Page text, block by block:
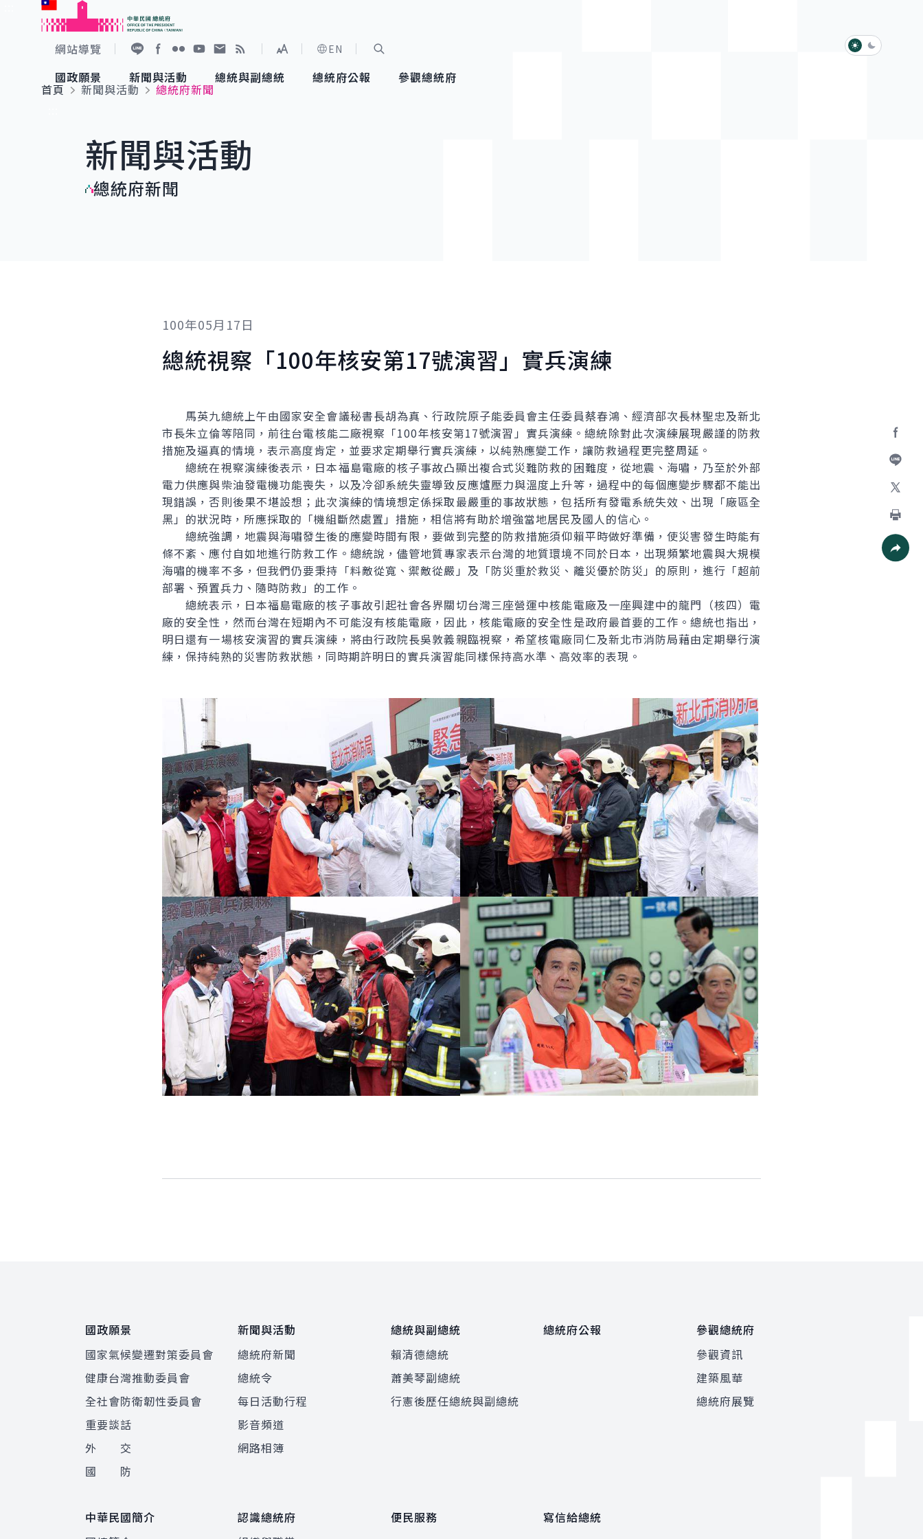
跳到主要內容
網站導覽
展開字級選單
EN
國政願景
國家氣候變遷對策委員會
重要談話
新聞與活動
總統府新聞
影音頻道
總統與副總統
賴清德總統
總統府公報 參觀總統府
參觀資訊
淺色模式
深色模式
首頁
新聞與活動
總統府新聞
新聞與活動
總統府新聞
加入好
列印
100年05月17日
總統視察「100年核安第17號演習」實兵演練
馬英九總統上午由國家安全會議秘書長胡為真、行政院原子能委員會主任委員蔡春鴻、經濟部次長林聖忠及新北
市長朱立倫等陪同，前往台電核能二廠視察「100年核安第17號演習」實兵演練。總統除對此次演練展現嚴謹的防救
措施及逼真的情境，表示高度肯定，並要求定期舉行實兵演練，以純熟應變工作，讓防救過程更完整周延。
總統在視察演練後表示，日本福島電廠的核子事故凸顯出複合式災難防救的困難度，從地震、海嘯，乃至於外部
電力供應與柴油發電機功能喪失，以及冷卻系統失靈導致反應爐壓力與溫度上升等，過程中的每個應變步驟都不能出
現錯誤，否則後果不堪設想；此次演練的情境想定係採取最嚴重的事故狀態，包括所有發電系統失效、出現「廠區全
黑」的狀況時，所應採取的「機組斷然處置」措施，相信將有助於增強當地居民及國人的信心。
總統強調，地震與海嘯發生後的應變時間有限，要做到完整的防救措施須仰賴平時做好準備，使災害發生時能有
條不紊、應付自如地進行防救工作。總統說，儘管地質專家表示台灣的地質環境不同於日本，出現頻繁地震與大規模
海嘯的機率不多，但我們仍要秉持「料敵從寬、禦敵從嚴」及「防災重於救災、離災優於防災」的原則，進行「超前
部署、預置兵力、隨時防救」的工作。
總統表示，日本福島電廠的核子事故引起社會各界關切台灣三座營運中核能電廠及一座興建中的龍門（核四）電
廠的安全性，然而台灣在短期內不可能沒有核能電廠，因此，核能電廠的安全性是政府最首要的工作。總統也指出，
明日還有一場核安演習的實兵演練，將由行政院長吳敦義親臨視察，希望核電廠同仁及新北市消防局藉由定期舉行演
練，保持純熟的災害防救狀態，同時期許明日的實兵演習能同樣保持高水準、高效率的表現。
國政願景
國家氣候變遷對策委員會
健康台灣推動委員會
全社會防衛韌性委員會
重要談話
外 交
國 防
新聞與活動
總統府新聞
總統令
每日活動行程
影音頻道
網路相簿
總統與副總統
賴清德總統
蕭美琴副總統
行憲後歷任總統與副總統
總統府公報
參觀總統府
參觀資訊
建築風華
總統府展覽
中華民國簡介
認識總統府
便民服務 寫信給總統